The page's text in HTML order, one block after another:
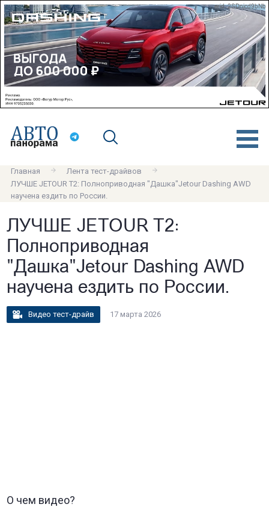
erid: 2SDnjcd9bNb
Главная
Лента тест-драйвов
ЛУЧШЕ JETOUR T2: Полноприводная "Дашка"Jetour Dashing AWD
научена ездить по России.
ЛУЧШЕ JETOUR T2:
Полноприводная
"Дашка"Jetour Dashing AWD
научена ездить по России.
Видео тест-драйв 17 марта 2026
О чем видео?